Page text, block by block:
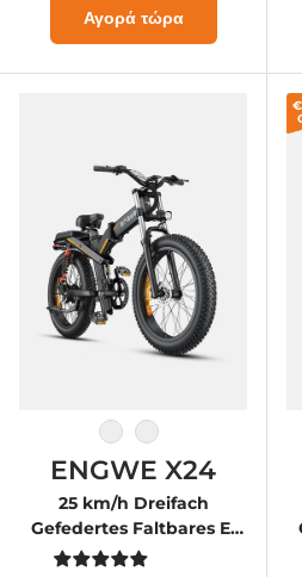
Αγορά τώρα
Βαθμός
Μαύρος
ENGWE X24
25 km/h Dreifach
Gefedertes Faltbares E-
Bike